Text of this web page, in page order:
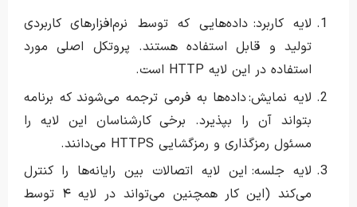
لایه کاربرد: داده‌هایی که توسط نرم‌افزارهای کاربردی
تولید و قابل استفاده هستند. پروتکل اصلی مورد
استفاده در این لایه HTTP است.
لایه نمایش: داده‌ها به فرمی ترجمه می‌شوند که برنامه
بتواند آن را بپذیرد. برخی کارشناسان این لایه را
مسئول رمزگذاری و رمزگشایی HTTPS می‌دانند.
لایه جلسه: این لایه اتصالات بین رایانه‌ها را کنترل
می‌کند (این کار همچنین می‌تواند در لایه ۴ توسط